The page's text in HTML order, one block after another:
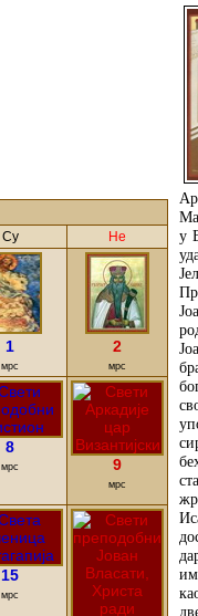
у
Су Не
1
мрс
2
мрс
8
мрс 9
мрс
15
мрс